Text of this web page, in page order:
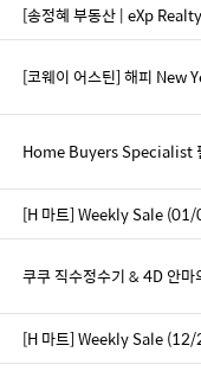
[송정혜 부동산 | eXp
[코웨이 어스틴] 해피 New
Home Buyers Specialist
[H 마트] Weekly Sale
쿠쿠 직수정수기 & 4D 안
[H 마트] Weekly Sale